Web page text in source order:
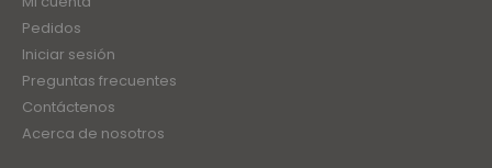
Pedidos
Iniciar sesión
Preguntas frecuentes
Contáctenos
Acerca de nosotros